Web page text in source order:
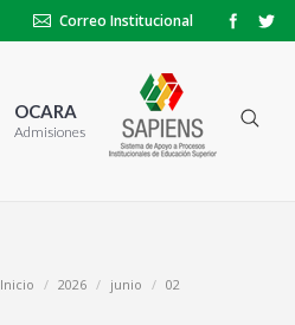
Correo Institucional
OCARA
Admisiones
Inicio 2026 junio 02